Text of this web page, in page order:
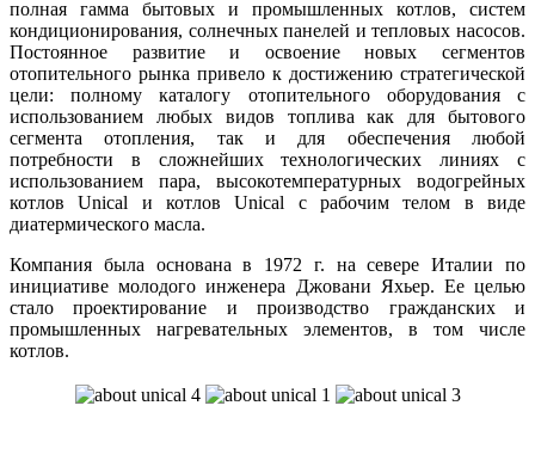
полная гамма бытовых и промышленных котлов, систем
кондиционирования, солнечных панелей и тепловых насосов.
Постоянное развитие и освоение новых сегментов
отопительного рынка привело к достижению стратегической
цели: полному каталогу отопительного оборудования с
использованием любых видов топлива как для бытового
сегмента отопления, так и для обеспечения любой
потребности в сложнейших технологических линиях с
использованием пара, высокотемпературных водогрейных
котлов Unical и котлов Unical с рабочим телом в виде
диатермического масла.
Компания была основана в 1972 г. на севере Италии по
инициативе молодого инженера Джовани Яхьер. Ее целью
стало проектирование и производство гражданских и
промышленных нагревательных элементов, в том числе
котлов.